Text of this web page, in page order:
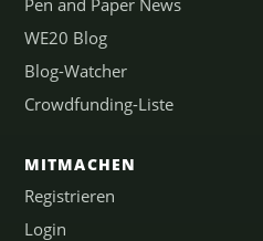
Pen and Paper News
WE20 Blog
Blog-Watcher
Crowdfunding-Liste
MITMACHEN
Registrieren
Login